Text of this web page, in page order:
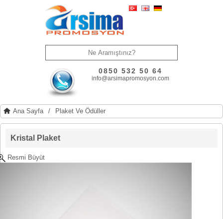
0850 532 50 64
info@arsimapromosyon.com
Ana Sayfa / Plaket Ve Ödüller
Kristal Plaket
Resmi Büyüt